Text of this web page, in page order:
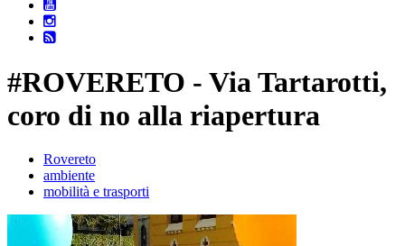
#ROVERETO - Via Tartarotti,
coro di no alla riapertura
Rovereto
ambiente
mobilità e trasporti